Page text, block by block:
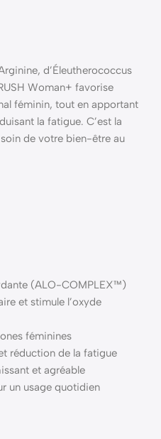
d’Éleutherococcus
Woman+ favorise
féminin, tout en apportant
la fatigue. C’est la
de votre bien-être au
(ALO-COMPLEX™)
et stimule l’oxyde
féminines
réduction de la fatigue
et agréable
un usage quotidien